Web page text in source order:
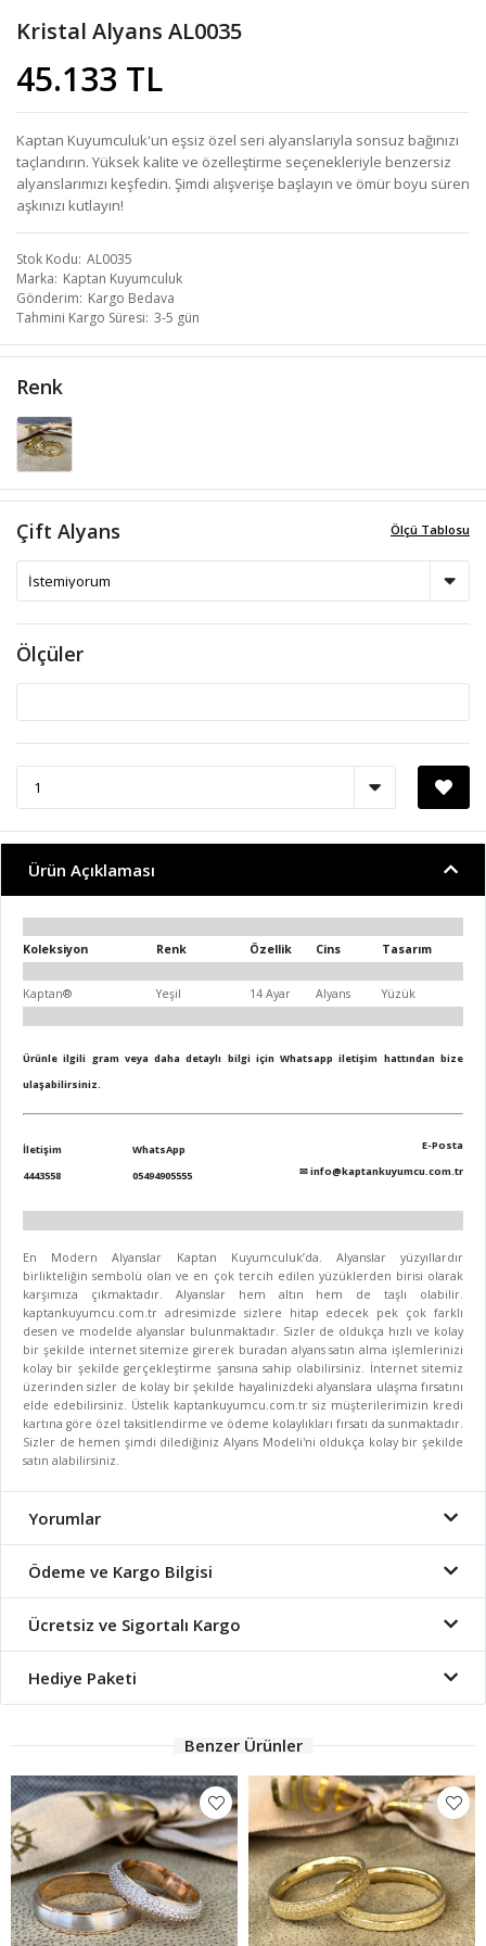
Kristal Alyans AL0035
45.133 TL
Kaptan Kuyumculuk'un eşsiz özel seri alyanslarıyla sonsuz bağınızı
taçlandırın. Yüksek kalite ve özelleştirme seçenekleriyle benzersiz
alyanslarımızı keşfedin. Şimdi alışverişe başlayın ve ömür boyu süren
aşkınızı kutlayın!
Stok Kodu AL0035
Marka Kaptan Kuyumculuk
Gönderim Kargo Bedava
Tahmini Kargo Süresi 3-5 gün
Renk
Ölçü Tablosu
Çift Alyans
Ölçüler
Ürün Açıklaması
Koleksiyon Renk Özellik Cins Tasarım
Kaptan® Yeşil 14 Ayar Alyans Yüzük
Ürünle ilgili gram veya daha detaylı bilgi için Whatsapp iletişim hattından bize
ulaşabilirsiniz.
İletişim
4443558
WhatsApp
05494905555
E-Posta
✉info@kaptankuyumcu.com.tr
En Modern Alyanslar Kaptan Kuyumculuk’da. Alyanslar yüzyıllardır
birlikteliğin sembolü olan ve en çok tercih edilen yüzüklerden birisi olarak
karşımıza çıkmaktadır. Alyanslar hem altın hem de taşlı olabilir.
kaptankuyumcu.com.tr adresimizde sizlere hitap edecek pek çok farklı
desen ve modelde alyanslar bulunmaktadır. Sizler de oldukça hızlı ve kolay
bir şekilde internet sitemize girerek buradan alyans satın alma işlemlerinizi
kolay bir şekilde gerçekleştirme şansına sahip olabilirsiniz. İnternet sitemiz
üzerinden sizler de kolay bir şekilde hayalinizdeki alyanslara ulaşma fırsatını
elde edebilirsiniz. Üstelik kaptankuyumcu.com.tr siz müşterilerimizin kredi
kartına göre özel taksitlendirme ve ödeme kolaylıkları fırsatı da sunmaktadır.
Sizler de hemen şimdi dilediğiniz Alyans Modeli'ni oldukça kolay bir şekilde
satın alabilirsiniz.
Yorumlar
Ödeme ve Kargo Bilgisi
Ücretsiz ve Sigortalı Kargo
Hediye Paketi
Benzer Ürünler